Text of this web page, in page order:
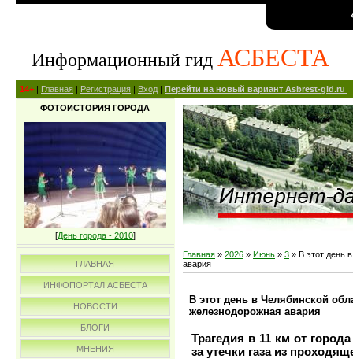
Информационный гид АСБЕСТА
14+ | Главная | Регистрация | Вход | Перейти на новый вариант Asbrest-gid.ru
ФОТОИСТОРИЯ ГОРОДА
[День города - 2010]
ГЛАВНАЯ
ИНФОПОРТАЛ АСБЕСТА
НОВОСТИ
БЛОГИ
МНЕНИЯ
Главная » 2026 » Июнь » 3 » В этот день
авария
В этот день в Челябинской
железнодорожная авария
Трагедия в 11 км от
за утечки газа из